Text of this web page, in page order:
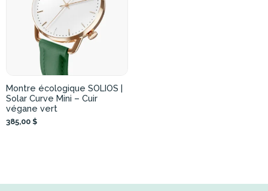
Montre écologique SOLIOS |
Solar Curve Mini – Cuir
végane vert
385,00 $